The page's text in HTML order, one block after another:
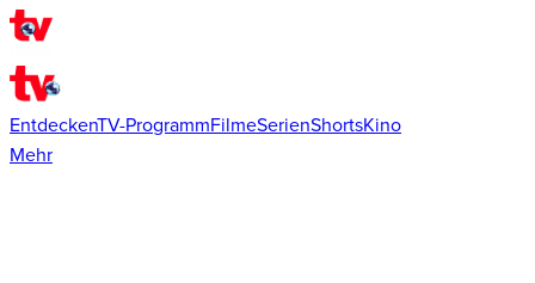
EntdeckenTV-ProgrammFilmeSerienShortsKino
Mehr